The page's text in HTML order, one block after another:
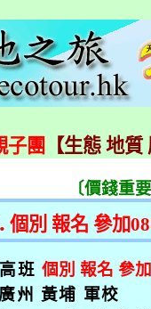
子團 【生態 地
〔價錢重
個別 報名 參加08
高班個別 報名 參
廣州 黃埔 軍校